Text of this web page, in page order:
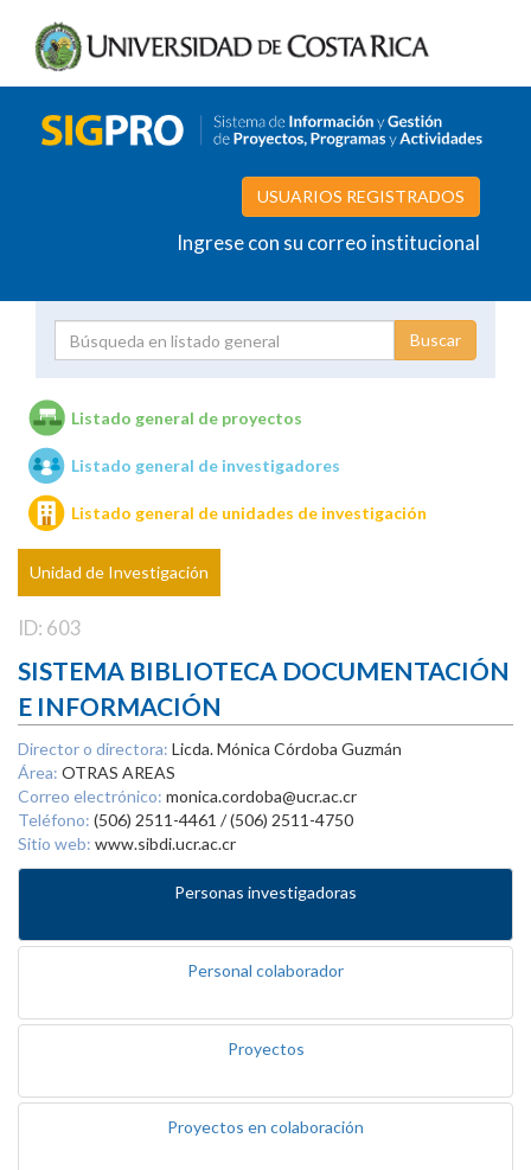
USUARIOS REGISTRADOS
Ingrese con su correo institucional
Unidades de investigación
Listado general de proyectos
Listado general de investigadores
Listado general de unidades de investigación
Unidad de Investigación
ID: 603
SISTEMA BIBLIOTECA DOCUMENTACIÓN
E INFORMACIÓN
Director o directora: Licda. Mónica Córdoba Guzmán
Área: OTRAS AREAS
Correo electrónico: monica.cordoba@ucr.ac.cr
Teléfono: (506) 2511-4461 / (506) 2511-4750
Sitio web: www.sibdi.ucr.ac.cr
Personas investigadoras
Personal colaborador
Proyectos
Proyectos en colaboración